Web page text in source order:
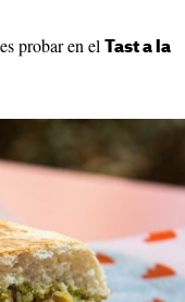
probar en el
Tast a la